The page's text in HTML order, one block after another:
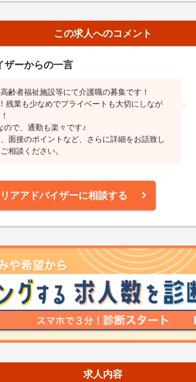
この求人へのコメント
ザーからの一言
齢者福祉施設等にて介護職の募集です！
残業も少なめでプライベートも大切にしなが
ので、通勤も楽々です♪
面接のポイントなど、さらに詳細をお話致し
相談ください。
アアドバイザーに相談する
求人内容